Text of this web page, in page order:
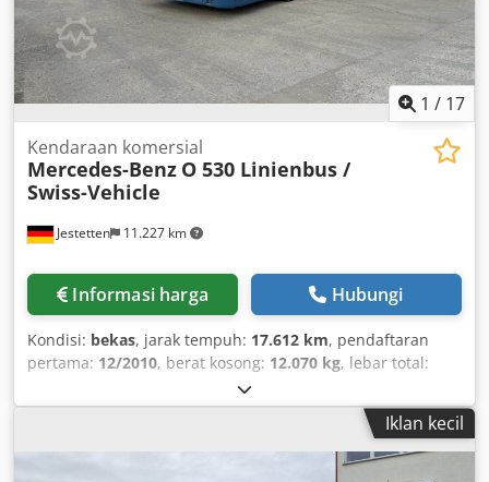
1 / 17
Jestetten 11.227 km
Kendaraan komersial
Mercedes-Benz O 530 Linienbus /
Swiss-Vehicle
Informasi harga Hubungi
Kondisi: bekas, jarak tempuh: 17.612 km, pendaftaran
pertama: 12/2010, berat kosong: 12.070 kg, lebar total:
, konfigurasi gandar:
gigi:otomatis, jenis bahan bakar:diesel, kelas emisi:Euro
, berat muatan maksimum:
5.930 kg
, inspeksi berikutnya (TÜV):04/2026, suspensi:
, ukuran ban
Iklan kecil